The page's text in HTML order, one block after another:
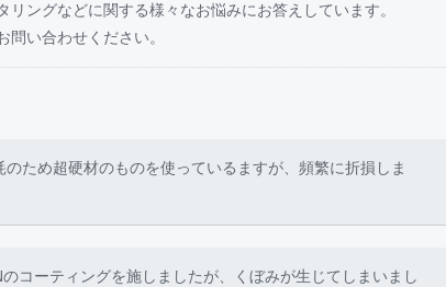
ーン
ございます。
ただいたことから、
ン(既存需要家も対象)(延長)
ングなどに関する様々なお悩みにお答えしています。
い合わせください。
ため超硬材のものを使っているますが、頻繁に折損しま
コーティングを施しましたが、くぼみが生じてしまいまし